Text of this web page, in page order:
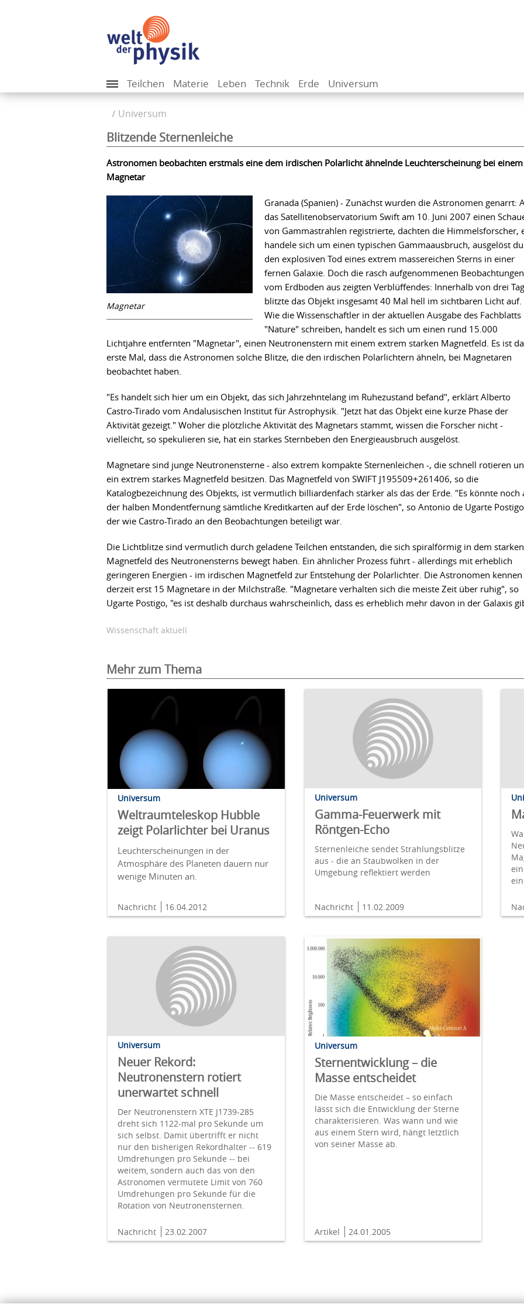
Teilchen Materie Leben Technik Erde Universum
Universum
Blitzende Sternenleiche
Astronomen beobachten erstmals eine dem irdischen Polarlicht ähnelnde Leuchterscheinung bei einem
Magnetar
Magnetar
Granada (Spanien) - Zunächst wurden die Astronomen genarrt:
das Satellitenobservatorium Swift am 10. Juni 2007 einen
von Gammastrahlen registrierte, dachten die Himmelsforscher,
handele sich um einen typischen Gammaausbruch, ausgelöst
den explosiven Tod eines extrem massereichen Sterns in einer
fernen Galaxie. Doch die rasch aufgenommenen Beobachtungen
vom Erdboden aus zeigten Verblüffendes: Innerhalb von drei
blitzte das Objekt insgesamt 40 Mal hell im sichtbaren Licht auf.
Wie die Wissenschaftler in der aktuellen Ausgabe des Fachblatts
"Nature" schreiben, handelt es sich um einen rund 15.000
Lichtjahre entfernten "Magnetar", einen Neutronenstern mit einem extrem starken Magnetfeld. Es ist
erste Mal, dass die Astronomen solche Blitze, die den irdischen Polarlichtern ähneln, bei Magnetaren
beobachtet haben.
"Es handelt sich hier um ein Objekt, das sich Jahrzehntelang im Ruhezustand befand", erklärt Alberto
Castro-Tirado vom Andalusischen Institut für Astrophysik. "Jetzt hat das Objekt eine kurze Phase der
Aktivität gezeigt." Woher die plötzliche Aktivität des Magnetars stammt, wissen die Forscher nicht -
vielleicht, so spekulieren sie, hat ein starkes Sternbeben den Energieausbruch ausgelöst.
Magnetare sind junge Neutronensterne - also extrem kompakte Sternenleichen -, die schnell rotieren
ein extrem starkes Magnetfeld besitzen. Das Magnetfeld von SWIFT J195509+261406, so die
Katalogbezeichnung des Objekts, ist vermutlich billiardenfach stärker als das der Erde. "Es könnte noch
der halben Mondentfernung sämtliche Kreditkarten auf der Erde löschen", so Antonio de Ugarte
der wie Castro-Tirado an den Beobachtungen beteiligt war.
Die Lichtblitze sind vermutlich durch geladene Teilchen entstanden, die sich spiralförmig in dem starken
Magnetfeld des Neutronensterns bewegt haben. Ein ähnlicher Prozess führt - allerdings mit erheblich
geringeren Energien - im irdischen Magnetfeld zur Entstehung der Polarlichter. Die Astronomen kennen
derzeit erst 15 Magnetare in der Milchstraße. "Magnetare verhalten sich die meiste Zeit über ruhig", so
Ugarte Postigo, "es ist deshalb durchaus wahrscheinlich, dass es erheblich mehr davon in der Galaxis
Wissenschaft aktuell
Mehr zum Thema
Universum
Weltraumteleskop Hubble
zeigt Polarlichter bei Uranus
Leuchterscheinungen in der
Atmosphäre des Planeten dauern nur
wenige Minuten an.
Nachricht 16.04.2012
Universum
Gamma-Feuerwerk mit
Röntgen-Echo
Sternenleiche sendet Strahlungsblitze
aus - die an Staubwolken in der
Umgebung reflektiert werden
Nachricht 11.02.2009
Universum
Neuer Rekord:
Neutronenstern rotiert
unerwartet schnell
Der Neutronenstern XTE J1739-285
dreht sich 1122-mal pro Sekunde um
sich selbst. Damit übertrifft er nicht
nur den bisherigen Rekordhalter -- 619
Umdrehungen pro Sekunde -- bei
weitem, sondern auch das von den
Astronomen vermutete Limit von 760
Umdrehungen pro Sekunde für die
Rotation von Neutronensternen.
Nachricht 23.02.2007
Universum
Sternentwicklung – die
Masse entscheidet
Die Masse entscheidet – so einfach
lässt sich die Ent­wicklung der Sterne
charakterisieren. Was wann und wie
aus einem Stern wird, hängt letztlich
von seiner Masse ab.
Artikel 24.01.2005